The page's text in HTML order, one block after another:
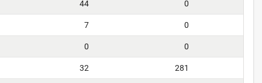
44 0
7 0
0 0
32 281